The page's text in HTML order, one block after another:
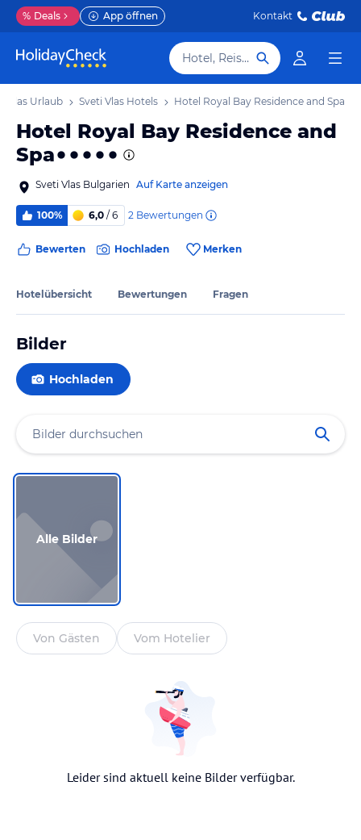
% Deals App öffnen Kontakt
Hotel, Reiseziel
Vlas Urlaub Sveti Vlas Hotels Hotel Royal Bay Residence and Spa
Hotel Royal Bay Residence and
Spa
Sveti Vlas Bulgarien Auf Karte anzeigen
100% 6,0 / 6 2 Bewertungen
Bewerten Hochladen Merken
Hotelübersicht Bewertungen Fragen
Bilder
Hochladen
Alle Bilder
Von Gästen Vom Hotelier
Leider sind aktuell keine Bilder verfügbar.